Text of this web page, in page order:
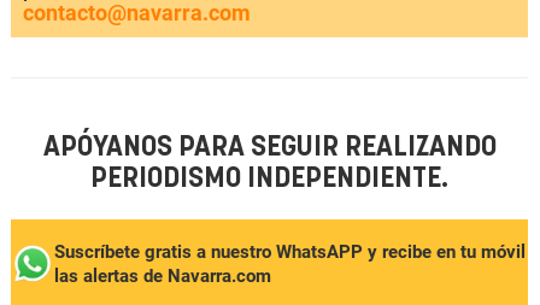
contacto@navarra.com
APÓYANOS PARA SEGUIR REALIZANDO
PERIODISMO INDEPENDIENTE.
Suscríbete gratis a nuestro WhatsAPP y recibe en tu móvil
las alertas de Navarra.com